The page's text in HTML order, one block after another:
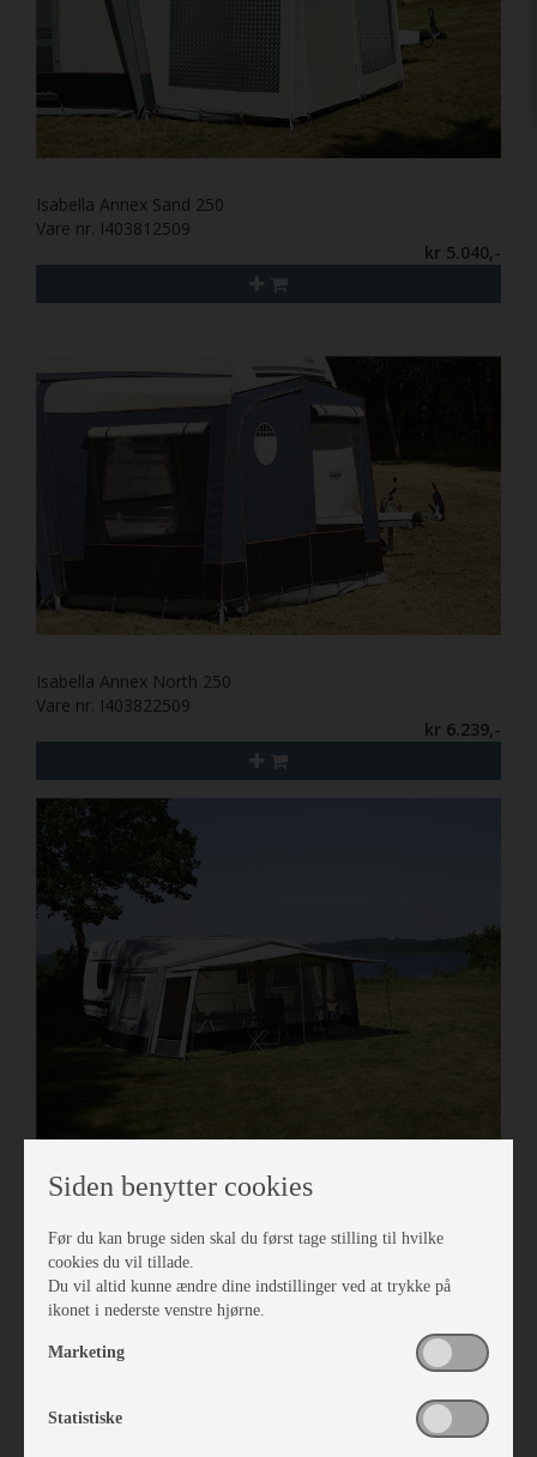
Isabella Annex Sand 250
Vare nr. I403812509
kr 5.040,-
Isabella Annex North 250
Vare nr. I403822509
kr 6.239,-
Vare nr. I261000319
Siden benytter cookies
Før du kan bruge siden skal du først tage stilling til hvilke
cookies du vil tillade.
Du vil altid kunne ændre dine indstillinger ved at trykke på
ikonet i nederste venstre hjørne.
Marketing
Statistiske